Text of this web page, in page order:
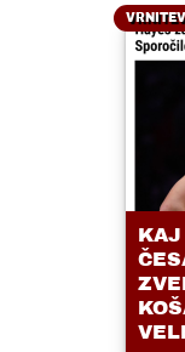
KAJ